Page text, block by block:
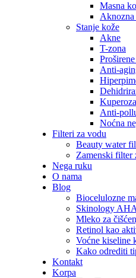
Masna
Aknozna
Stanje kože
Akne
T-zona
Anti-
Anti-
Noćna
Filteri za vodu
Beauty water
Zamenski filter
Nega ruku
O nama
Blog
Biocelulozne
Skinology
Mleko za
Retinol kao
Voćne kiseline
Kako odrediti
Kontakt
Korpa